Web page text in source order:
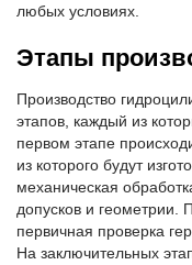
любых условиях.
Этапы
Производство
этапов, каждый из
первом этапе
из которого будут
механическая
допусков и геометрии.
первичная проверка
На заключительных